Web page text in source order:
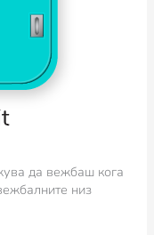
да вежбаш кога
низ